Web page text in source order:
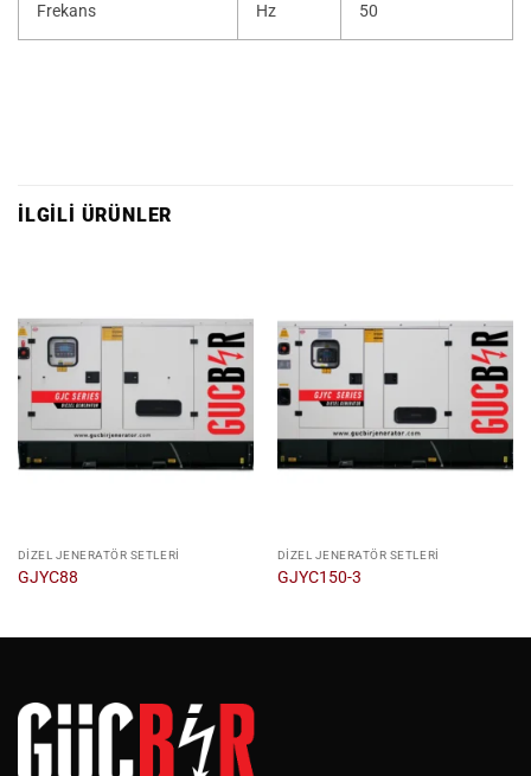
Frekans Hz 50
İLGILI ÜRÜNLER
DIZEL JENERATÖR SETLERI
GJYC88
DIZEL JENERATÖR SETLERI
GJYC150-3